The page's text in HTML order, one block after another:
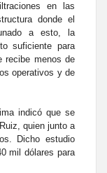
en las
donde el
a esto, la
suficiente para
recibe menos de
operativos y de
indicó que se
quien junto a
Dicho estudio
mil dólares para